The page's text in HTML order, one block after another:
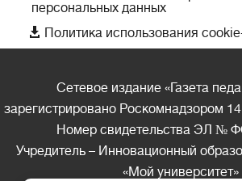
персональных данных
 Политика использования
Сетевое издание «Газета
зарегистрировано Роскомнадзором
Номер свидетельства ЭЛ №
Учредитель – Инновационный
«Мой университет»